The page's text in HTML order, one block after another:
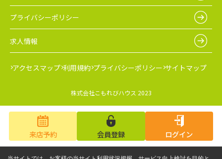
プライバシーポリシー
求人情報
アクセスマップ 利用規約 プライバシーポリシー サイトマップ
株式会社こもれびハウス 2023
来店予約 会員登録 ログイン